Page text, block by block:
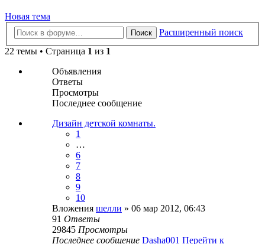
Новая тема
Поиск
Расширенный поиск
22 темы • Страница 1 из 1
Объявления
Ответы
Просмотры
Последнее сообщение
Дизайн детской комнаты.
1
…
6
7
8
9
10
Вложения шелли » 06 мар 2012, 06:43
91 Ответы
29845 Просмотры
Последнее сообщение Dasha001 Перейти к